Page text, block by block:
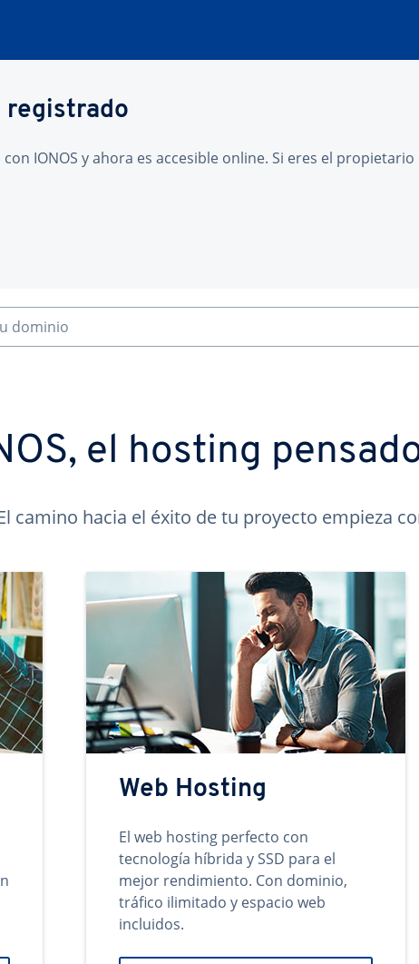
registrado
IONOS y ahora es accesible online. Si eres el
dominio
el hosting
camino hacia el éxito de tu proyecto empieza
Web Hosting
El web hosting perfecto con
tecnología híbrida y SSD para el
mejor rendimiento. Con dominio,
tráfico ilimitado y espacio web
incluidos.